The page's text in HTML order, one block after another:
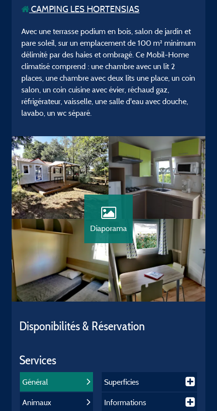
CAMPING LES HORTENSIAS
Avec une terrasse podium en bois, salon de jardin et
pare soleil, sur un emplacement de 100 m² minimum
délimité par des haies et ombragé. Ce Mobil-Home
climatisé comprend : une chambre avec un lit 2
places, une chambre avec deux lits une place, un coin
salon, un coin cuisine avec évier, réchaud gaz,
réfrigérateur, vaisselle, une salle d'eau avec douche,
lavabo, un wc séparé.
Diaporama
Disponibilités & Réservation
Services
Général
Animaux
Superficies
Informations